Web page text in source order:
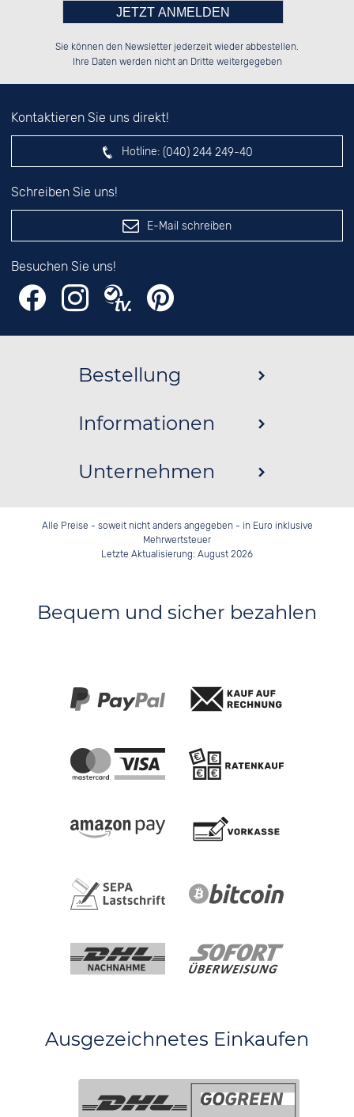
██░░██░░██░░██░░░░████░░██░░░░░░
██████░░██████░░░░░░██░░██████░░
░░░░██░░░░░░██░░░░░░██░░░░░░██░░
Bitte tragen Sie die Zahl in
das nebenstehende Feld ein.
Sie können den Newsletter jederzeit wieder abbestellen.
Ihre Daten werden nicht an Dritte weitergegeben
Kontaktieren Sie uns direkt!
Hotline: (040) 244 249-40
Schreiben Sie uns!
E-Mail schreiben
Besuchen Sie uns!
Bestellung
Informationen
Unternehmen
Alle Preise - soweit nicht anders angegeben - in Euro inklusive
Mehrwertsteuer
Letzte Aktualisierung: August 2026
Bequem und sicher bezahlen
Ausgezeichnetes Einkaufen